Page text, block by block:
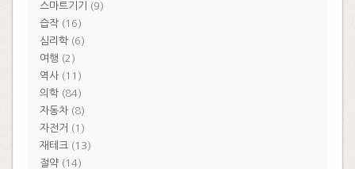
스마트기기
(9)
습작(16)
심리학(6)
여행 (2)
역사(11)
의학(84)
자동차(8)
자전거 (1)
재테크(13)
절약(14)